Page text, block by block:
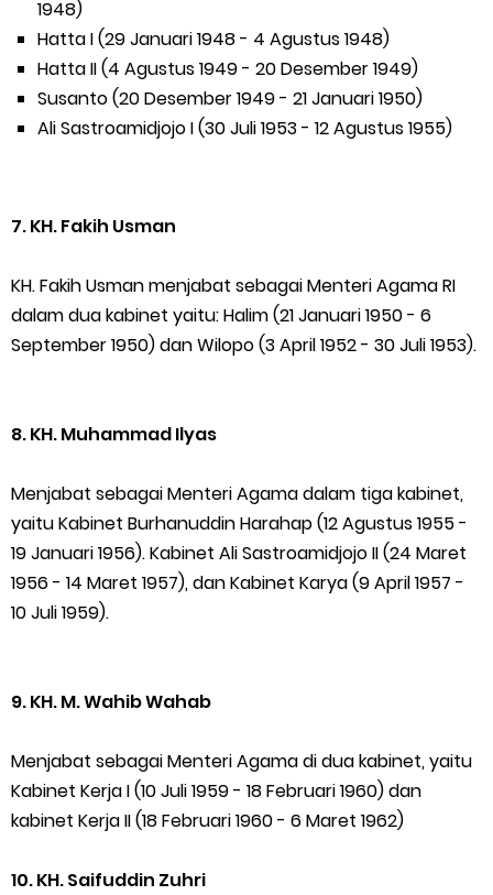
1948)
Hatta I (29 Januari 1948 - 4 Agustus 1948)
Hatta II (4 Agustus 1949 - 20 Desember 1949)
Susanto (20 Desember 1949 - 21 Januari 1950)
Ali Sastroamidjojo I (30 Juli 1953 - 12 Agustus 1955)
7. KH. Fakih Usman
KH. Fakih Usman menjabat sebagai Menteri Agama RI
dalam dua kabinet yaitu: Halim (21 Januari 1950 - 6
September 1950) dan Wilopo (3 April 1952 - 30 Juli 1953).
8. KH. Muhammad Ilyas
Menjabat sebagai Menteri Agama dalam tiga kabinet,
yaitu Kabinet Burhanuddin Harahap (12 Agustus 1955 -
19 Januari 1956). Kabinet Ali Sastroamidjojo II (24 Maret
1956 - 14 Maret 1957), dan Kabinet Karya (9 April 1957 -
10 Juli 1959).
9. KH. M. Wahib Wahab
Menjabat sebagai Menteri Agama di dua kabinet, yaitu
Kabinet Kerja I (10 Juli 1959 - 18 Februari 1960) dan
kabinet Kerja II (18 Februari 1960 - 6 Maret 1962)
10. KH. Saifuddin Zuhri